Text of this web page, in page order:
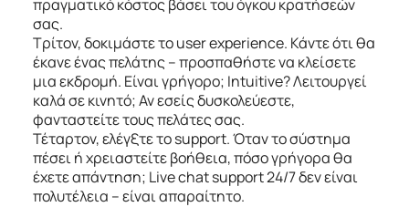
πραγματικό κόστος βάσει του όγκου κρατήσεών
σας.
Τρίτον, δοκιμάστε το user experience. Κάντε ότι θα
έκανε ένας πελάτης – προσπαθήστε να κλείσετε
μια εκδρομή. Είναι γρήγορο; Intuitive? Λειτουργεί
καλά σε κινητό; Αν εσείς δυσκολεύεστε,
φανταστείτε τους πελάτες σας.
Τέταρτον, ελέγξτε το support. Όταν το σύστημα
πέσει ή χρειαστείτε βοήθεια, πόσο γρήγορα θα
έχετε απάντηση; Live chat support 24/7 δεν είναι
πολυτέλεια – είναι απαραίτητο.